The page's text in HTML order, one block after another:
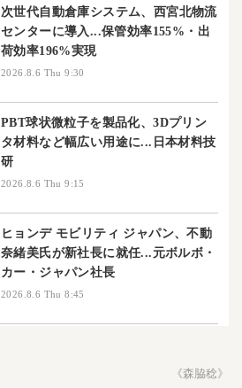
次世代自動倉庫システム、西宮北物流
センターに導入...保管効率155%・出
荷効率196%実現
2026.8.6 Thu 9:30
PBT球状微粒子を製品化、3Dプリン
タ材料など幅広い用途に...日本材料技
研
2026.8.6 Thu 9:15
ヒョンデ モビリティ ジャパン、不動
奈緒美氏が新社長に就任...元ボルボ・
カー・ジャパン社長
2026.8.6 Thu 8:45
《森脇稔》